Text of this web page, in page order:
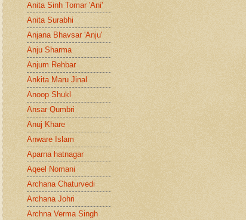
Anita Sinh Tomar 'Ani'
Anita Surabhi
Anjana Bhavsar 'Anju'
Anju Sharma
Anjum Rehbar
Ankita Maru Jinal
Anoop Shukl
Ansar Qumbri
Anuj Khare
Anware Islam
Aparna hatnagar
Aqeel Nomani
Archana Chaturvedi
Archana Johri
Archna Verma Singh